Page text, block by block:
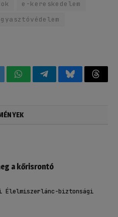
e-kereskedelem
WhatsAppTelegramBluesky
a kőrisrontó
Élelmiszerlánc-biztonsági